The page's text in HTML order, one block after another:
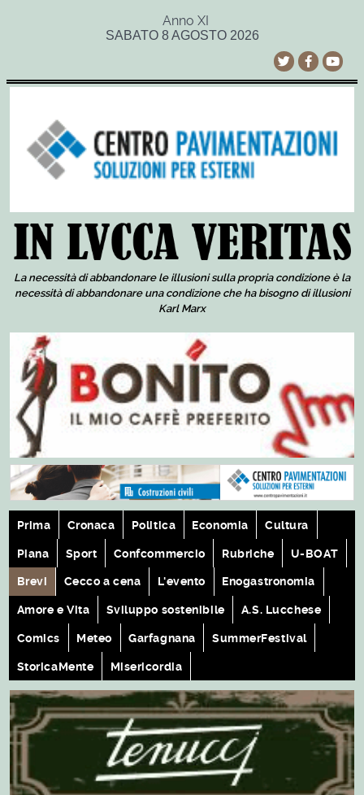
Anno XI
SABATO 8 AGOSTO 2026
La necessità di abbandonare le illusioni sulla propria condizione è la
necessità di abbandonare una condizione che ha bisogno di illusioni
Karl Marx
Prima Cronaca Politica Economia Cultura
Piana Sport Confcommercio Rubriche U-BOAT
Brevi Cecco a cena L'evento Enogastronomia
Amore e Vita Sviluppo sostenibile A.S. Lucchese
Comics Meteo Garfagnana SummerFestival
StoricaMente Misericordia